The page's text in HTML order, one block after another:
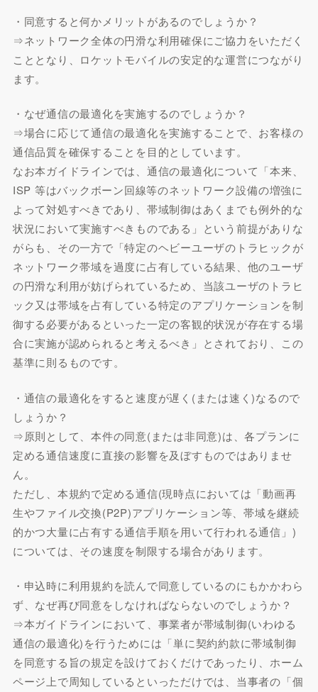
・同意すると何かメリットがあるのでしょうか？
⇒ネットワーク全体の円滑な利用確保にご協力をいただく
こととなり、ロケットモバイルの安定的な運営につながり
ます。
・なぜ通信の最適化を実施するのでしょうか？
⇒場合に応じて通信の最適化を実施することで、お客様の
通信品質を確保することを目的としています。
なお本ガイドラインでは、通信の最適化について「本来、
ISP 等はバックボーン回線等のネットワーク設備の増強に
よって対処すべきであり、帯域制御はあくまでも例外的な
状況において実施すべきものである」という前提がありな
がらも、その一方で「特定のヘビーユーザのトラヒックが
ネットワーク帯域を過度に占有している結果、他のユーザ
の円滑な利用が妨げられているため、当該ユーザのトラヒ
ック又は帯域を占有している特定のアプリケーションを制
御する必要があるといった一定の客観的状況が存在する場
合に実施が認められると考えるべき」とされており、この
基準に則るものです。
・通信の最適化をすると速度が遅く(または速く)なるので
しょうか？
⇒原則として、本件の同意(または非同意)は、各プランに
定める通信速度に直接の影響を及ぼすものではありませ
ん。
ただし、本規約で定める通信(現時点においては「動画再
生やファイル交換(P2P)アプリケーション等、帯域を継続
的かつ大量に占有する通信手順を用いて行われる通信」)
については、その速度を制限する場合があります。
・申込時に利用規約を読んで同意しているのにもかかわら
ず、なぜ再び同意をしなければならないのでしょうか？
⇒本ガイドラインにおいて、事業者が帯域制御(いわゆる
通信の最適化)を行うためには「単に契約約款に帯域制御
を同意する旨の規定を設けておくだけであったり、ホーム
ページ上で周知しているといっただけでは、当事者の「個